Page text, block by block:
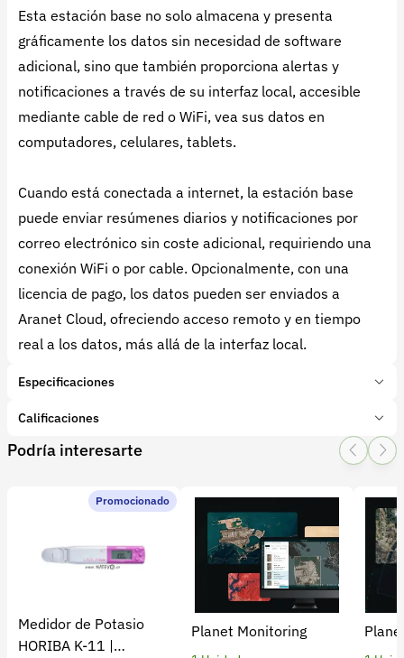
Esta estación base no solo almacena y presenta
gráficamente los datos sin necesidad de software
adicional, sino que también proporciona alertas y
notificaciones a través de su interfaz local, accesible
mediante cable de red o WiFi, vea sus datos en
computadores, celulares, tablets.
Cuando está conectada a internet, la estación base
puede enviar resúmenes diarios y notificaciones por
correo electrónico sin coste adicional, requiriendo una
conexión WiFi o por cable. Opcionalmente, con una
licencia de pago, los datos pueden ser enviados a
Aranet Cloud, ofreciendo acceso remoto y en tiempo
real a los datos, más allá de la interfaz local.
Especificaciones
Marca:
Aranet
Tipo de producto:Insumo
Subcategoría:Aplicaciones, plataformas y Software
Calificaciones
1 Star
2 Star
3 Star4 Star
0 calificaciones
0 %
4 Estrellas
3 Estrellas
Podría interesarte
Promocionado
Medidor de Potasio
HORIBA K-11 |
Planet Monitoring